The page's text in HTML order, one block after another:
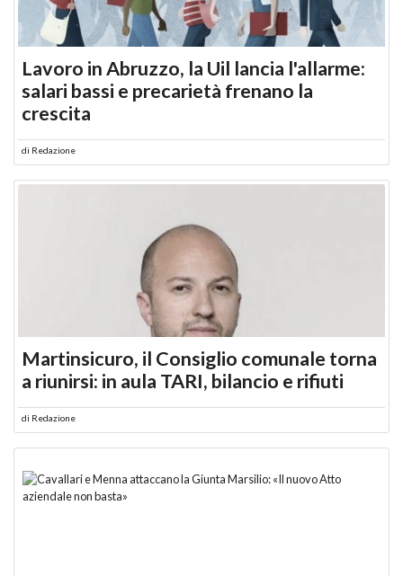
Lavoro in Abruzzo, la Uil lancia l'allarme:
salari bassi e precarietà frenano la
crescita
di Redazione
Martinsicuro, il Consiglio comunale torna
a riunirsi: in aula TARI, bilancio e rifiuti
di Redazione